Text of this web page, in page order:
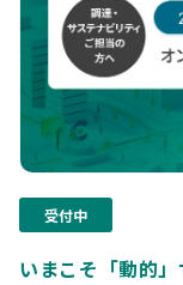
受付中
いまこそ「動的